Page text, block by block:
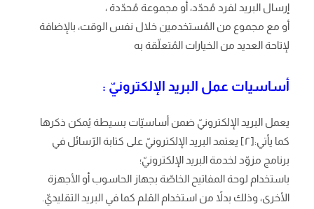
إرسال البريد لفرد مُحدّد، أو مجموعة مُحدّدة ،
أو مع مجموع من المُستخدمين خلال نفس الوقت، بالإضافة
لإتاحة العديد من الخيارات المُتعلّقة به
أساسيات عمل البريد الإلكترونيّ :
يعمل البريد الإلكترونيّ ضمن أساسيّات بسيطة يُمكن ذكرها
كما يأتي:[٢] يعتمد البريد الإلكترونيّ على كتابة الرّسائل في
برنامج مزوّد لخدمة البريد الإلكترونيّ؛
باستخدام لوحة المفاتيح الخاصّة بجهاز الحاسوب أو الأجهزة
الأخرى، وذلك بدلاً من استخدام القلم كما في البريد التقليديّ.